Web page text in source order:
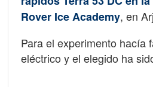
Rover Ice Academy, en
Para el experimento hacía
eléctrico y el elegido ha